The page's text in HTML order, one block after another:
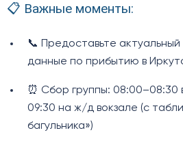
📋 Важные моменты:
📞 Предоставьте
данные по прибытию в
⏰ Сбор группы: 08:00–08:30
09:30 на ж/д вокзале (с
багульника»)